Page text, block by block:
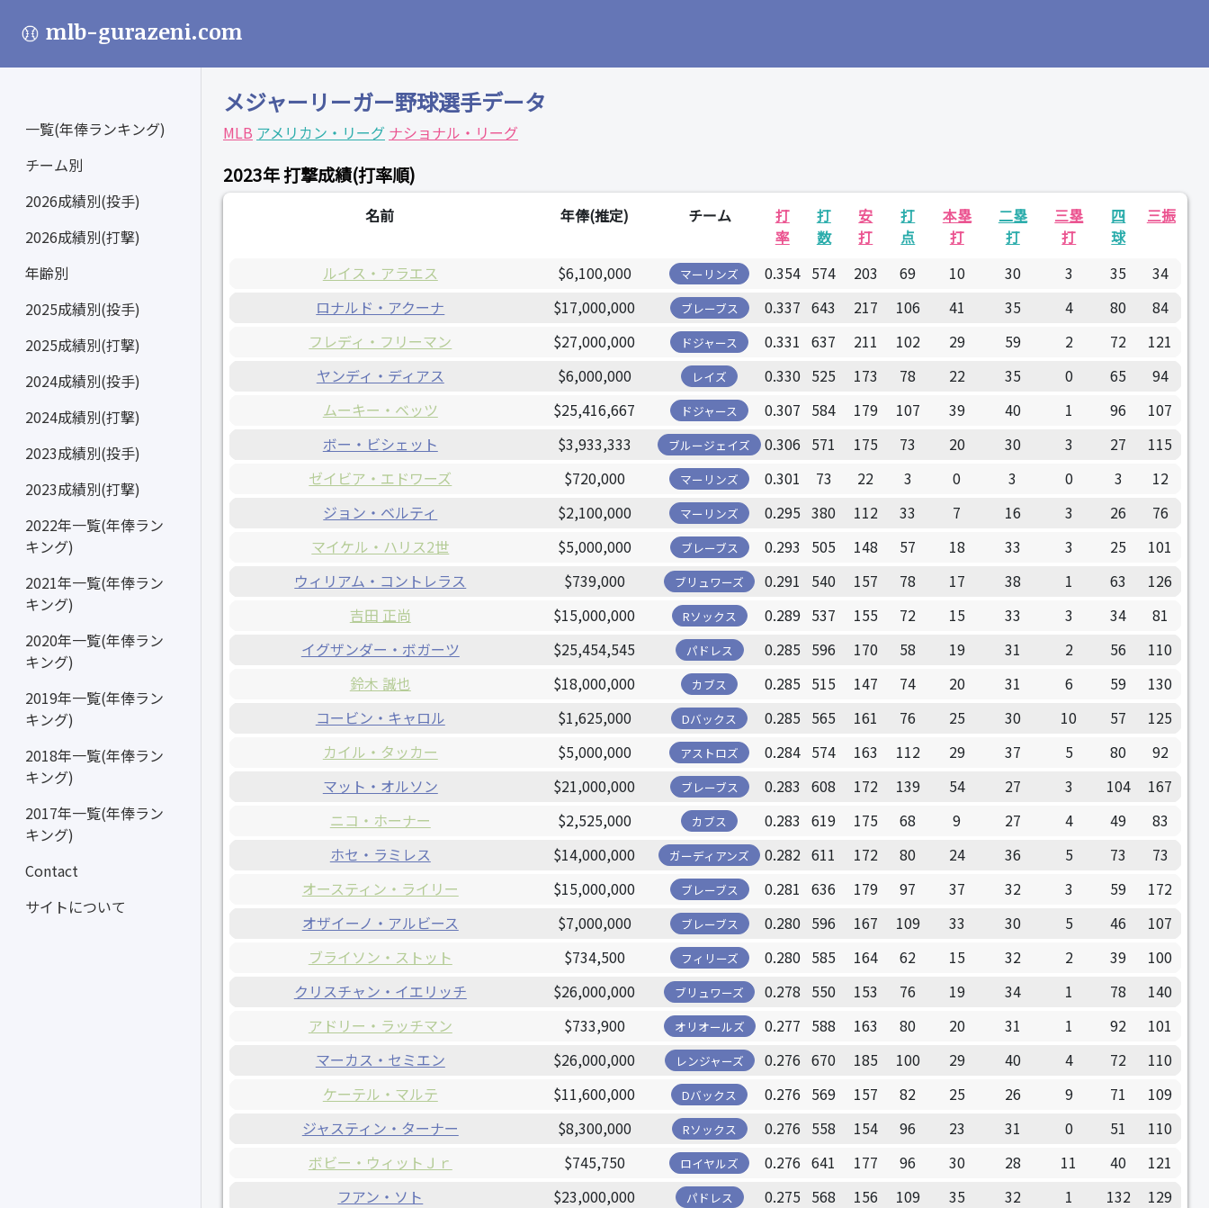
mlb-gurazeni.com
一覧(年俸ランキング)
チーム別
2026成績別(投手)
2026成績別(打撃)
年齢別
2025成績別(投手)
2025成績別(打撃)
2024成績別(投手)
2024成績別(打撃)
2023成績別(投手)
2023成績別(打撃)
2022年一覧(年俸ラン
キング)
2021年一覧(年俸ラン
キング)
2020年一覧(年俸ラン
キング)
2019年一覧(年俸ラン
キング)
2018年一覧(年俸ラン
キング)
2017年一覧(年俸ラン
キング)
Contact
サイトについて
メジャーリーガー野球選手データ
MLB アメリカン・リーグ ナショナル・リーグ
2023年 打撃成績(打率順)
名前 年俸(推定) チーム
打
率
打
数
安
打
打
点
本塁
打
二塁
打
三塁
打
四
球
三振
ルイス・アラエス $6,100,000 マーリンズ 0.354 574 203 69 10 30 3 35
34
ロナルド・アクーナ
$17,000,000 ブレーブス 0.337 643 217 106 41 35 4 80
84
フレディ・フリーマン
$27,000,000 ドジャース 0.331 637 211 102 29 59 2 72
121
ヤンディ・ディアス
$6,000,000 レイズ 0.330 525 173 78 22 35 0 65
94
ムーキー・ベッツ
$25,416,667 ドジャース 0.307 584 179 107 39 40 1 96
107
ボー・ビシェット
$3,933,333 ブルージェイズ 0.306 571 175 73 20 30 3 27
115
ゼイビア・エドワーズ
$720,000 マーリンズ 0.301 73 22 3 0 3 0 3
12
ジョン・ベルティ
$2,100,000 マーリンズ 0.295 380 112 33 7 16 3 26
76
マイケル・ハリス2世
$5,000,000 ブレーブス 0.293 505 148 57 18 33 3 25
101
ウィリアム・コントレラス
$739,000 ブリュワーズ 0.291 540 157 78 17 38 1 63
126
吉田 正尚
$15,000,000 Rソックス 0.289 537 155 72 15 33 3 34
81
イグザンダー・ボガーツ
$25,454,545 パドレス 0.285 596 170 58 19 31 2 56
110
鈴木 誠也
$18,000,000 カブス 0.285 515 147 74 20 31 6 59
130
コービン・キャロル
$1,625,000 Dバックス 0.285 565 161 76 25 30 10 57
125
カイル・タッカー
$5,000,000 アストロズ 0.284 574 163 112 29 37 5 80
92
マット・オルソン
$21,000,000 ブレーブス 0.283 608 172 139 54 27 3 104
167
ニコ・ホーナー
$2,525,000 カブス 0.283 619 175 68 9 27 4 49
83
ホセ・ラミレス
$14,000,000 ガーディアンズ 0.282 611 172 80 24 36 5 73
73
オースティン・ライリー
$15,000,000 ブレーブス 0.281 636 179 97 37 32 3 59
172
オザイーノ・アルビース
$7,000,000 ブレーブス 0.280 596 167 109 33 30 5 46
107
ブライソン・ストット
$734,500 フィリーズ 0.280 585 164 62 15 32 2 39
100
クリスチャン・イエリッチ
$26,000,000 ブリュワーズ 0.278 550 153 76 19 34 1 78
140
アドリー・ラッチマン
$733,900 オリオールズ 0.277 588 163 80 20 31 1 92
101
マーカス・セミエン
$26,000,000 レンジャーズ 0.276 670 185 100 29 40 4 72
110
ケーテル・マルテ
$11,600,000 Dバックス 0.276 569 157 82 25 26 9 71
109
ジャスティン・ターナー
$8,300,000 Rソックス 0.276 558 154 96 23 31 0 51
110
ボビー・ウィットＪｒ
$745,750 ロイヤルズ 0.276 641 177 96 30 28 11 40
121
フアン・ソト
$23,000,000 パドレス 0.275 568 156 109 35 32 1 132
129